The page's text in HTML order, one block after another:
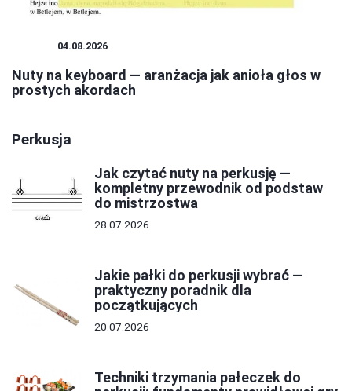
04.08.2026
Nuty na keyboard — aranżacja jak anioła głos w
prostych akordach
Perkusja
Jak czytać nuty na perkusję —
kompletny przewodnik od podstaw
do mistrzostwa
28.07.2026
Jakie pałki do perkusji wybrać —
praktyczny poradnik dla
początkujących
20.07.2026
Techniki trzymania pałeczek do